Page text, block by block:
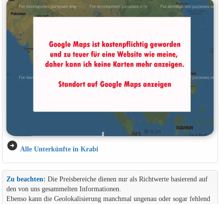
arrow_circle_right Alle Unterkünfte in Krabi
Zu beachten: Die Preisbereiche dienen nur als Richtwerte basierend auf
den von uns gesammelten Informationen.
Ebenso kann die Geolokalisierung manchmal ungenau oder sogar fehlend